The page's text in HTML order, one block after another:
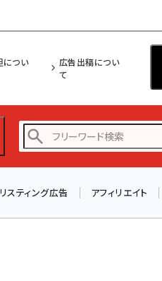
につい
広告出稿につい
て
リスティング広告 アフィリエイト